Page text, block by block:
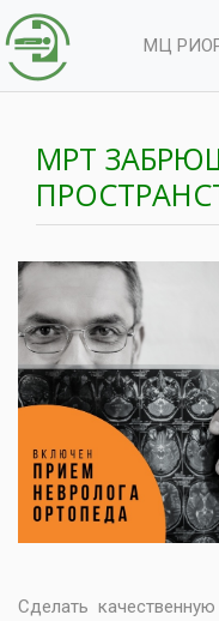
МЦ
МРТ
Сделать